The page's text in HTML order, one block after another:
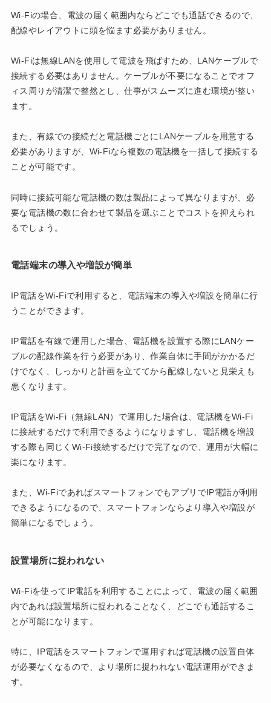
Wi-Fiの場合、電波の届く範囲内ならどこでも通話できるので、
配線やレイアウトに頭を悩ます必要がありません。
Wi-Fiは無線LANを使用して電波を飛ばすため、LANケーブルで
接続する必要はありません。ケーブルが不要になることでオフ
ィス周りが清潔で整然とし、仕事がスムーズに進む環境が整い
ます。
また、有線での接続だと電話機ごとにLANケーブルを用意する
必要がありますが、Wi-Fiなら複数の電話機を一括して接続する
ことが可能です。
同時に接続可能な電話機の数は製品によって異なりますが、必
要な電話機の数に合わせて製品を選ぶことでコストを抑えられ
るでしょう。
電話端末の導入や増設が簡単
IP電話をWi-Fiで利用すると、電話端末の導入や増設を簡単に行
うことができます。
IP電話を有線で運用した場合、電話機を設置する際にLANケー
ブルの配線作業を行う必要があり、作業自体に手間がかかるだ
けでなく、しっかりと計画を立ててから配線しないと見栄えも
悪くなります。
IP電話をWi-Fi（無線LAN）で運用した場合は、電話機をWi-Fi
に接続するだけで利用できるようになりますし、電話機を増設
する際も同じくWi-Fi接続するだけで完了なので、運用が大幅に
楽になります。
また、Wi-FiであればスマートフォンでもアプリでIP電話が利用
できるようになるので、スマートフォンならより導入や増設が
簡単になるでしょう。
設置場所に捉われない
Wi-Fiを使ってIP電話を利用することによって、電波の届く範囲
内であれば設置場所に捉われることなく、どこでも通話するこ
とが可能になります。
特に、IP電話をスマートフォンで運用すれば電話機の設置自体
が必要なくなるので、より場所に捉われない電話運用ができま
す。